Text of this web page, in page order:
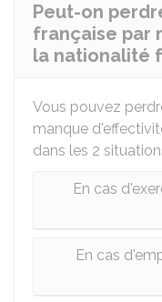
Peut-on
française par
la nationalité
Vous pouvez
manque
dans les 2
En cas
En cas